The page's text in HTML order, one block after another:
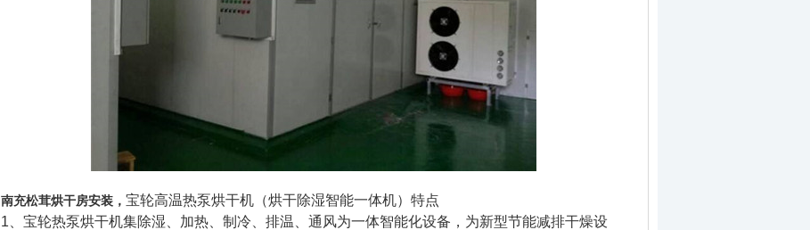
南充松茸烘干房安装， 宝轮高温热泵烘干机（烘干除湿智能一体机）特点
1 、宝轮热泵烘干机集除湿、加热、制冷、排温、通风为一体智能化设备，为新型节能减排干燥设